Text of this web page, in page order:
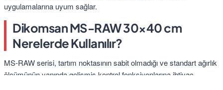
uygulamalarına uyum sağlar.
Dikomsan MS-RAW 30×40 cm
Nerelerde Kullanılır?
MS-RAW serisi, tartım noktasının sabit olmadığı ve standart ağırlık
ölçümünün yanında gelişmiş kontrol fonksiyonlarına ihtiyaç